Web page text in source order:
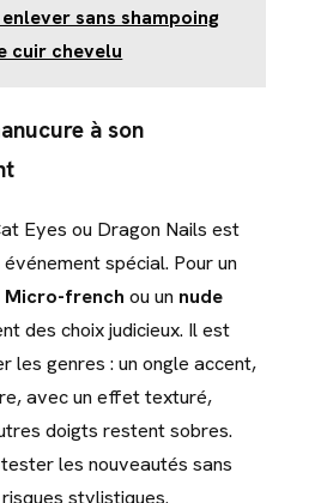
sans shampoing
cuir chevelu
à son
Eyes ou Dragon Nails est
spécial. Pour un
Micro-french ou un nude
des choix judicieux. Il est
les genres : un ongle accent,
avec un effet texturé,
doigts restent sobres.
les nouveautés sans